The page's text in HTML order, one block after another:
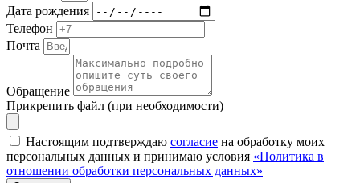
Дата рождения
Телефон
Почта
Обращение
Прикрепить файл (при необходимости)
Настоящим подтверждаю согласие на обработку моих
персональных данных и принимаю условия «Политика в
отношении обработки персональных данных»